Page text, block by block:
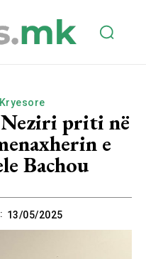
Kryesore
priti në
e
Bachou
13/05/2025